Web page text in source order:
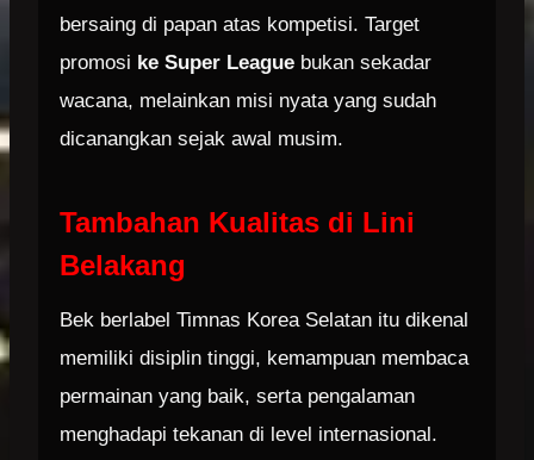
bersaing di papan atas kompetisi. Target
promosi ke Super League bukan sekadar
wacana, melainkan misi nyata yang sudah
dicanangkan sejak awal musim.
Tambahan Kualitas di Lini
Belakang
Bek berlabel Timnas Korea Selatan itu dikenal
memiliki disiplin tinggi, kemampuan membaca
permainan yang baik, serta pengalaman
menghadapi tekanan di level internasional.